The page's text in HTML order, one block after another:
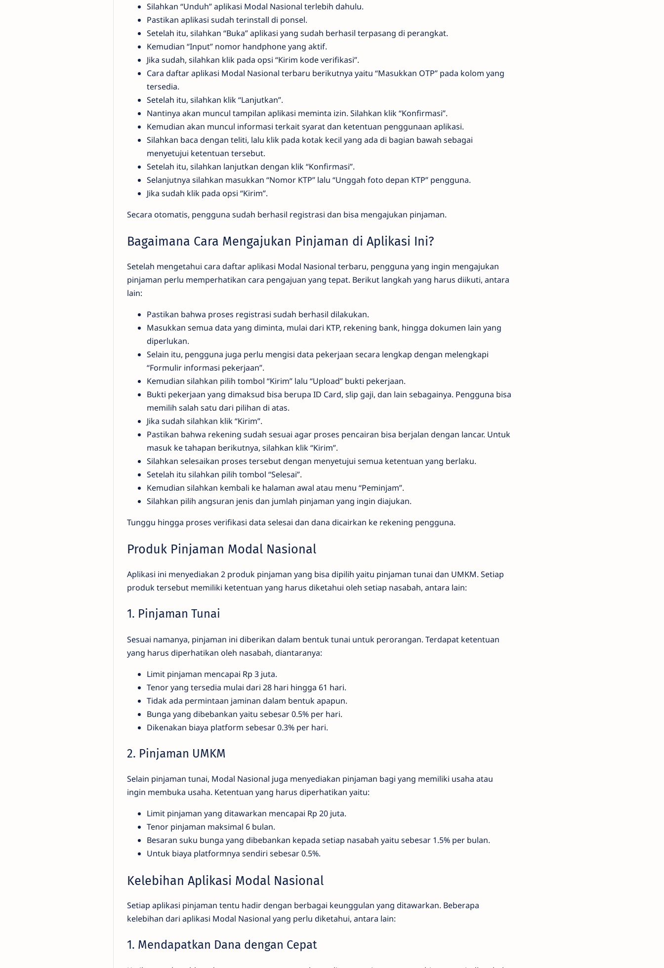
Silahkan “Unduh” aplikasi Modal Nasional terlebih dahulu.
Pastikan aplikasi sudah terinstall di ponsel.
Setelah itu, silahkan “Buka” aplikasi yang sudah berhasil terpasang di perangkat.
Kemudian “Input” nomor handphone yang aktif.
Jika sudah, silahkan klik pada opsi “Kirim kode verifikasi”.
Cara daftar aplikasi Modal Nasional terbaru berikutnya yaitu “Masukkan OTP” pada kolom yang
tersedia.
Setelah itu, silahkan klik “Lanjutkan”.
Nantinya akan muncul tampilan aplikasi meminta izin. Silahkan klik “Konfirmasi”.
Kemudian akan muncul informasi terkait syarat dan ketentuan penggunaan aplikasi.
Silahkan baca dengan teliti, lalu klik pada kotak kecil yang ada di bagian bawah sebagai
menyetujui ketentuan tersebut.
Setelah itu, silahkan lanjutkan dengan klik “Konfirmasi”.
Selanjutnya silahkan masukkan “Nomor KTP” lalu “Unggah foto depan KTP” pengguna.
Jika sudah klik pada opsi “Kirim”.
Secara otomatis, pengguna sudah berhasil registrasi dan bisa mengajukan pinjaman.
Bagaimana Cara Mengajukan Pinjaman di Aplikasi Ini?
Setelah mengetahui cara daftar aplikasi Modal Nasional terbaru, pengguna yang ingin mengajukan
pinjaman perlu memperhatikan cara pengajuan yang tepat. Berikut langkah yang harus diikuti, antara
lain:
Pastikan bahwa proses registrasi sudah berhasil dilakukan.
Masukkan semua data yang diminta, mulai dari KTP, rekening bank, hingga dokumen lain yang
diperlukan.
Selain itu, pengguna juga perlu mengisi data pekerjaan secara lengkap dengan melengkapi
“Formulir informasi pekerjaan”.
Kemudian silahkan pilih tombol “Kirim” lalu “Upload” bukti pekerjaan.
Bukti pekerjaan yang dimaksud bisa berupa ID Card, slip gaji, dan lain sebagainya. Pengguna bisa
memilih salah satu dari pilihan di atas.
Jika sudah silahkan klik “Kirim”.
Pastikan bahwa rekening sudah sesuai agar proses pencairan bisa berjalan dengan lancar. Untuk
masuk ke tahapan berikutnya, silahkan klik “Kirim”.
Silahkan selesaikan proses tersebut dengan menyetujui semua ketentuan yang berlaku.
Setelah itu silahkan pilih tombol “Selesai”.
Kemudian silahkan kembali ke halaman awal atau menu “Peminjam”.
Silahkan pilih angsuran jenis dan jumlah pinjaman yang ingin diajukan.
Tunggu hingga proses verifikasi data selesai dan dana dicairkan ke rekening pengguna.
Produk Pinjaman Modal Nasional
Aplikasi ini menyediakan 2 produk pinjaman yang bisa dipilih yaitu pinjaman tunai dan UMKM. Setiap
produk tersebut memiliki ketentuan yang harus diketahui oleh setiap nasabah, antara lain:
1. Pinjaman Tunai
Sesuai namanya, pinjaman ini diberikan dalam bentuk tunai untuk perorangan. Terdapat ketentuan
yang harus diperhatikan oleh nasabah, diantaranya:
Limit pinjaman mencapai Rp 3 juta.
Tenor yang tersedia mulai dari 28 hari hingga 61 hari.
Tidak ada permintaan jaminan dalam bentuk apapun.
Bunga yang dibebankan yaitu sebesar 0.5% per hari.
Dikenakan biaya platform sebesar 0.3% per hari.
2. Pinjaman UMKM
Selain pinjaman tunai, Modal Nasional juga menyediakan pinjaman bagi yang memiliki usaha atau
ingin membuka usaha. Ketentuan yang harus diperhatikan yaitu:
Limit pinjaman yang ditawarkan mencapai Rp 20 juta.
Tenor pinjaman maksimal 6 bulan.
Besaran suku bunga yang dibebankan kepada setiap nasabah yaitu sebesar 1.5% per bulan.
Untuk biaya platformnya sendiri sebesar 0.5%.
Kelebihan Aplikasi Modal Nasional
Setiap aplikasi pinjaman tentu hadir dengan berbagai keunggulan yang ditawarkan. Beberapa
kelebihan dari aplikasi Modal Nasional yang perlu diketahui, antara lain:
1. Mendapatkan Dana dengan Cepat